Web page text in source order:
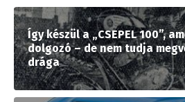
Így készül a „CSEPEL 100”,
dolgozó – de nem tudja
drága